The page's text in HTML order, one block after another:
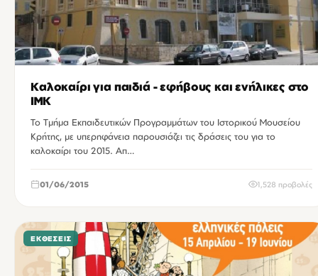
Καλοκαίρι για παιδιά - εφήβους και ενήλικες στο
ΙΜΚ
Το Τμήμα Εκπαιδευτικών Προγραμμάτων του Ιστορικού Μουσείου
Κρήτης, με υπερηφάνεια παρουσιάζει τις δράσεις του για το
καλοκαίρι του 2015. Απ…
01/06/2015 1,528 προβολές
ΕΚΘΈΣΕΙΣ